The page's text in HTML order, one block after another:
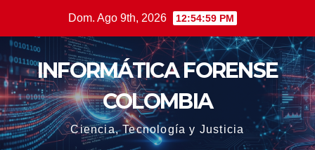
contenido
Dom. Ago 9th, 2026 12:55:00 PM
INFORMÁTICA FORENSE
COLOMBIA
Ciencia, Tecnología y Justicia